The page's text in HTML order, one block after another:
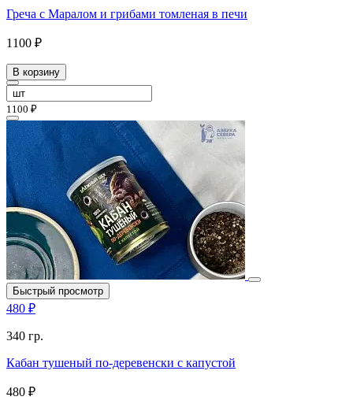
Греча с Маралом и грибами томленая в печи
1100 ₽
В корзину
1100 ₽
Быстрый просмотр
480 ₽
340 гр.
Кабан тушеный по-деревенски с капустой
480 ₽